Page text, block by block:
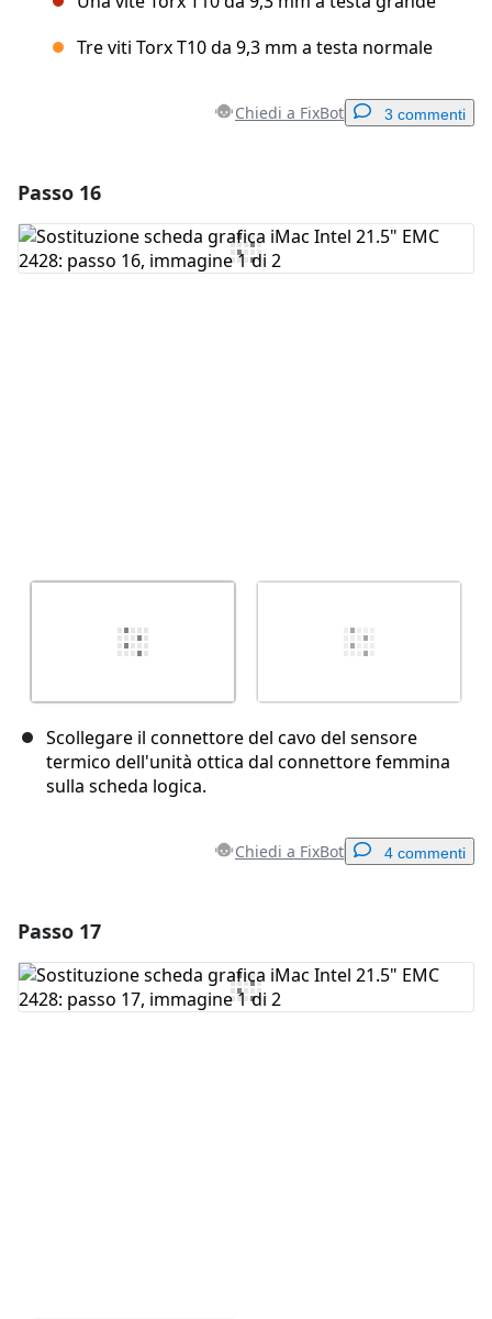
Tre viti Torx T10 da 9,3 mm a testa normale
Chiedi a FixBot 3 commenti
Aggiungi Commento
Passo 16
Scollegare il connettore del cavo del sensore
termico dell'unità ottica dal connettore femmina
sulla scheda logica.
Chiedi a FixBot 4 commenti
Aggiungi Commento
Passo 17